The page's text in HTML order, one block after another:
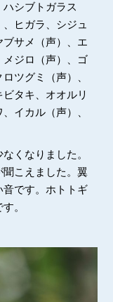
シブトガラス
ヒガラ、シジュ
サメ（声）、エ
ジロ（声）、ゴ
ツグミ（声）、
タキ、オオルリ
イカル（声）、
くなりました。
こえました。翼
です。ホトトギ
。